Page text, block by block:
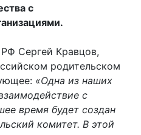
с
Сергей Кравцов,
родительском
«Одна из наших
с
время будет создан
комитет. В этой